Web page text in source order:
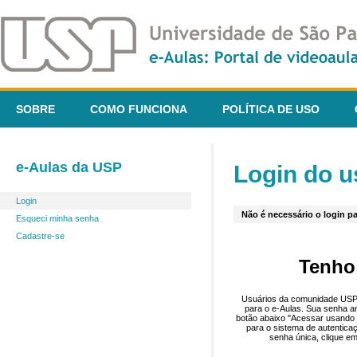
SOBRE COMO FUNCIONA POLÍTICA DE USO
e-Aulas da USP
Login
Esqueci minha senha
Cadastre-se
Login do
Não é necessário o login
Usuários da comunidade
para o e-Aulas. Sua senha
botão abaixo "Acessar
para o sistema de
senha única, clique